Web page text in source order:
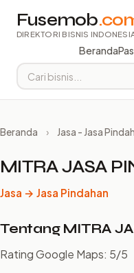
Fusemob
DIREKTORI BISNIS
Beranda
Beranda › Jasa - Jasa
MITRA JASA
Jasa → Jasa Pindahan
Tentang MITRA
Rating Google Maps: 5/5